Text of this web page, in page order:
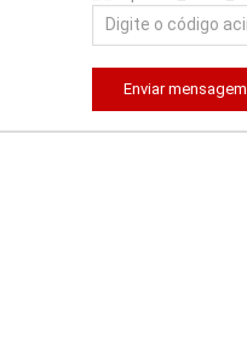
Enviar mensagem